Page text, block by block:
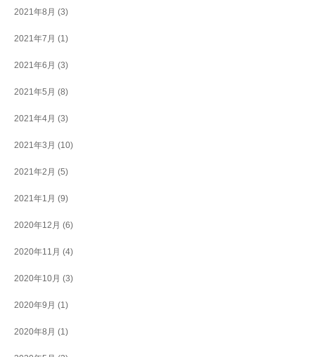
2021年8月 (3)
2021年7月 (1)
2021年6月 (3)
2021年5月 (8)
2021年4月 (3)
2021年3月 (10)
2021年2月 (5)
2021年1月 (9)
2020年12月 (6)
2020年11月 (4)
2020年10月 (3)
2020年9月 (1)
2020年8月 (1)